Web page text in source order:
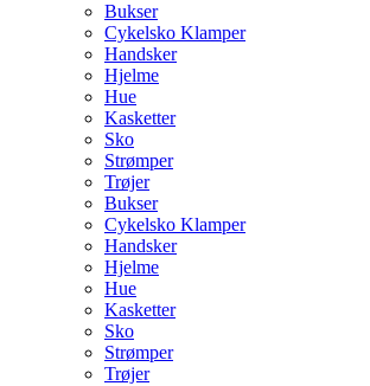
Bukser
Cykelsko Klamper
Handsker
Hjelme
Hue
Kasketter
Sko
Strømper
Trøjer
Bukser
Cykelsko Klamper
Handsker
Hjelme
Hue
Kasketter
Sko
Strømper
Trøjer